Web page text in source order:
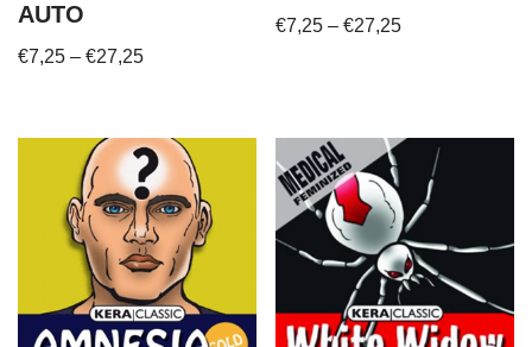
AUTO
€7,25 – €27,25
€7,25 –€27,25